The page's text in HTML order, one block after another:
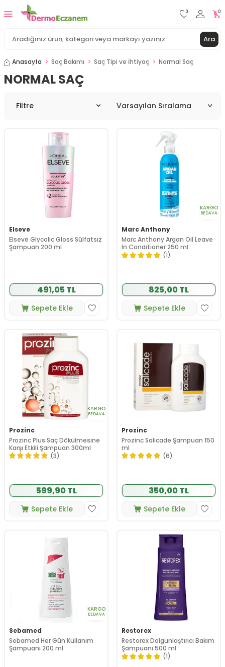
Ara
0 0
Anasayfa Saç Bakımı Saç Tipi ve İhtiyaç Normal Saç
NORMAL SAÇ
Filtre
Elseve
Elseve Glycolic Gloss Sülfatsız
Şampuan 200 ml
491,05 TL
Sepete Ekle
KARGO
BEDAVA
Marc Anthony
Marc Anthony Argan Oil Leave
In Conditioner 250 ml
(1)
825,00 TL
Sepete Ekle
KARGO
BEDAVA
Prozinc
Prozinc Plus Saç Dökülmesine
Karşı Etkili Şampuan 300ml
(3)
599,90 TL
Sepete Ekle
Prozinc
Prozinc Salicade Şampuan 150
ml
(6)
350,00 TL
Sepete Ekle
KARGO
BEDAVA
Sebamed
Sebamed Her Gün Kullanım
Şampuanı 200 ml
Restorex
Restorex Dolgunlaştırıcı Bakım
Şampuanı 500 ml
(1)